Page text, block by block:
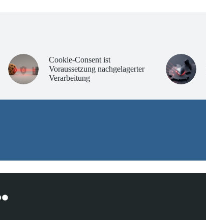
Cookie-Consent ist
Voraussetzung nachgelagerter
Verarbeitung